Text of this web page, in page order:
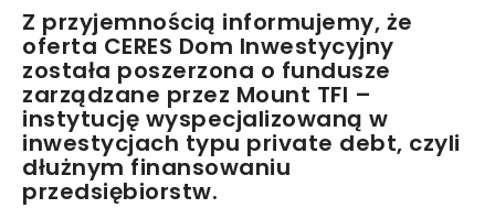
Z przyjemnością informujemy, że
oferta CERES Dom Inwestycyjny
została poszerzona o fundusze
zarządzane przez Mount TFI –
instytucję wyspecjalizowaną w
inwestycjach typu private debt, czyli
dłużnym finansowaniu
przedsiębiorstw.